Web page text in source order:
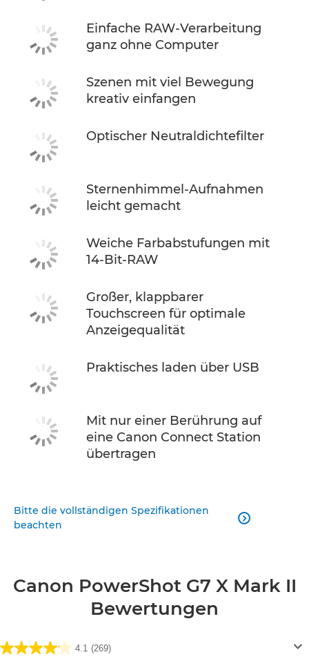
Einfache RAW-Verarbeitung
ganz ohne Computer
Szenen mit viel Bewegung
kreativ einfangen
Optischer Neutraldichtefilter
Sternenhimmel-Aufnahmen
leicht gemacht
Weiche Farbabstufungen mit
14-Bit-RAW
Großer, klappbarer
Touchscreen für optimale
Anzeigequalität
Praktisches laden über USB
Mit nur einer Berührung auf
eine Canon Connect Station
übertragen
Bitte die vollständigen Spezifikationen
beachten

Canon PowerShot G7 X Mark II
Bewertungen
4.1 (269)
4.1